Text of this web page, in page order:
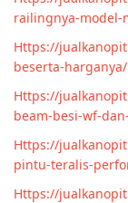
railingnya-
Https://
beserta-harganya/
Https://
beam-besi-wf-
Https://
pintu-teralis-
Https://